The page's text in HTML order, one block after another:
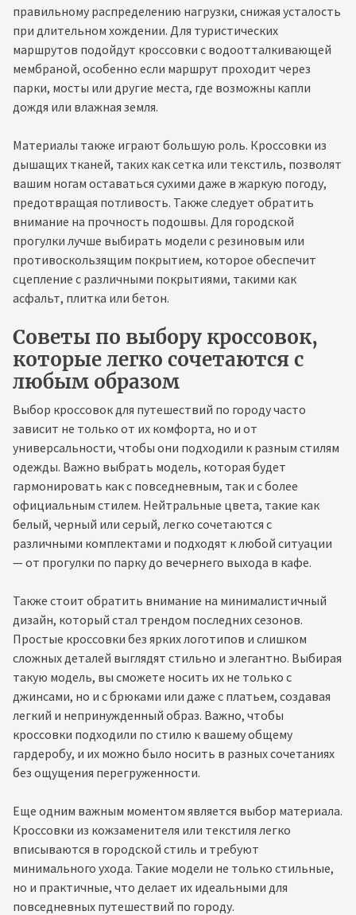
правильному распределению нагрузки, снижая усталость
при длительном хождении. Для туристических
маршрутов подойдут кроссовки с водоотталкивающей
мембраной, особенно если маршрут проходит через
парки, мосты или другие места, где возможны капли
дождя или влажная земля.
Материалы также играют большую роль. Кроссовки из
дышащих тканей, таких как сетка или текстиль, позволят
вашим ногам оставаться сухими даже в жаркую погоду,
предотвращая потливость. Также следует обратить
внимание на прочность подошвы. Для городской
прогулки лучше выбирать модели с резиновым или
противоскользящим покрытием, которое обеспечит
сцепление с различными покрытиями, такими как
асфальт, плитка или бетон.
Советы по выбору кроссовок,
которые легко сочетаются с
любым образом
Выбор кроссовок для путешествий по городу часто
зависит не только от их комфорта, но и от
универсальности, чтобы они подходили к разным стилям
одежды. Важно выбрать модель, которая будет
гармонировать как с повседневным, так и с более
официальным стилем. Нейтральные цвета, такие как
белый, черный или серый, легко сочетаются с
различными комплектами и подходят к любой ситуации
— от прогулки по парку до вечернего выхода в кафе.
Также стоит обратить внимание на минималистичный
дизайн, который стал трендом последних сезонов.
Простые кроссовки без ярких логотипов и слишком
сложных деталей выглядят стильно и элегантно. Выбирая
такую модель, вы сможете носить их не только с
джинсами, но и с брюками или даже с платьем, создавая
легкий и непринужденный образ. Важно, чтобы
кроссовки подходили по стилю к вашему общему
гардеробу, и их можно было носить в разных сочетаниях
без ощущения перегруженности.
Еще одним важным моментом является выбор материала.
Кроссовки из кожзаменителя или текстиля легко
вписываются в городской стиль и требуют
минимального ухода. Такие модели не только стильные,
но и практичные, что делает их идеальными для
повседневных путешествий по городу.